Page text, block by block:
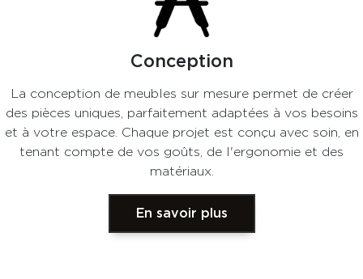
Conception
La conception de meubles sur mesure permet de créer
des pièces uniques, parfaitement adaptées à vos besoins
et à votre espace. Chaque projet est conçu avec soin, en
tenant compte de vos goûts, de l'ergonomie et des
matériaux.
En savoir plus